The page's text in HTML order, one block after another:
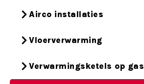
Airco installaties
Vloerverwarming
Verwarmingsketels op gas